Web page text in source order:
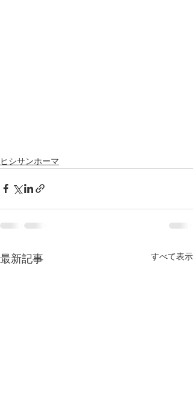
ヒシサンホーマ
最新記事 すべて表示